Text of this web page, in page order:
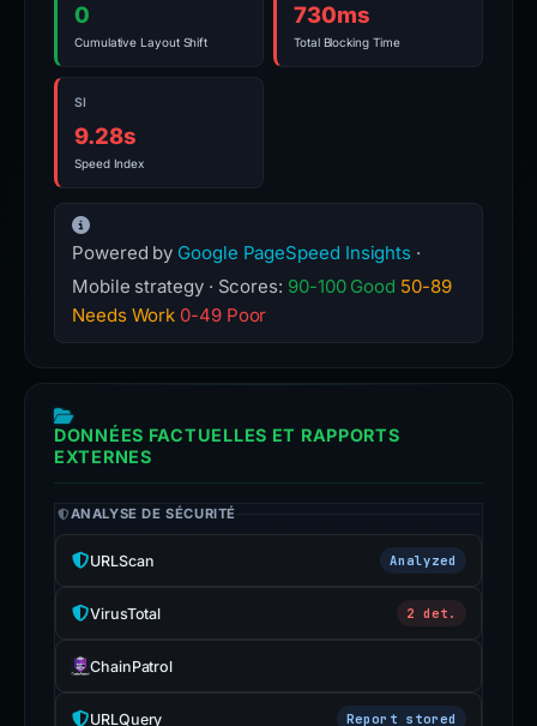
0
Cumulative Layout Shift
730ms
Total Blocking Time
SI
9.28s
Speed Index
Powered by Google PageSpeed Insights ·
Mobile strategy · Scores: 90-100 Good 50-89
Needs Work 0-49 Poor
DONNÉES FACTUELLES ET RAPPORTS
EXTERNES
ANALYSE DE SÉCURITÉ
URLScan Analyzed
VirusTotal 2 det.
ChainPatrol
URLQuery Report stored